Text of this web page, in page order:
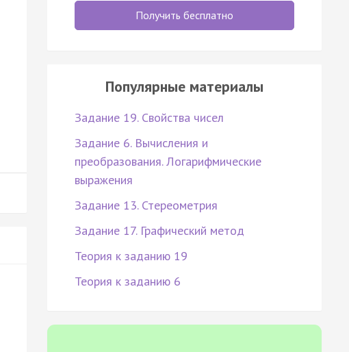
Получить бесплатно
Популярные материалы
Задание 19. Свойства чисел
Задание 6. Вычисления и
преобразования. Логарифмические
выражения
Задание 13. Стереометрия
Задание 17. Графический метод
Теория к заданию 19
Теория к заданию 6